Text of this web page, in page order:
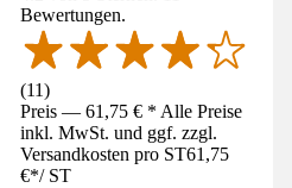
Bewertungen.
(11)
Preis — 61,75 € * Alle Preise
inkl. MwSt. und ggf. zzgl.
Versandkosten pro ST61,75
€*/ ST